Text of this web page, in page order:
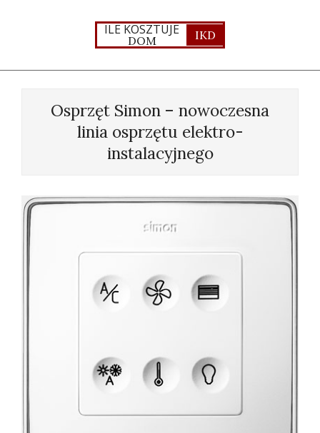
ILE KOSZTUJE
DOM IKD
Osprzęt Simon – nowoczesna
linia osprzętu elektro-
instalacyjnego